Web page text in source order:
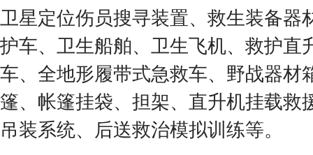
卫星定位伤员搜寻装置、救生装备器
护车、卫生船舶、卫生飞机、救护直
车、全地形履带式急救车、野战器材
篷、帐篷挂袋、担架、直升机挂载救
吊装系统、后送救治模拟训练等。